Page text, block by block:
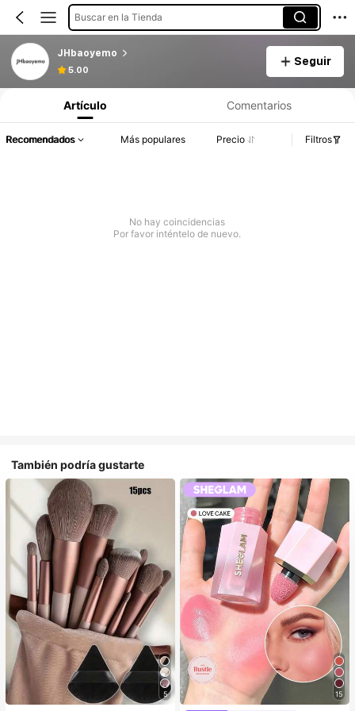
Buscar en la Tienda
JHbaoyemo
5.00
Seguir
Artículo Comentarios
Recomendados Más populares Precio Filtros
No hay coincidencias
Por favor inténtelo de nuevo.
También podría gustarte
5 15